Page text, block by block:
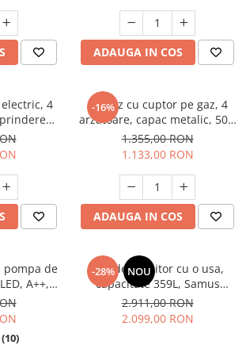
incorporabile
Grey
ADAUGA IN COS
4
lumina
-16%
Aragaz cu cuptor pe gaz, 4
arzatoare, capac metalic, 50 x
60 cm, 2 in 1, GPL+GN, Gri,
LDK
1.355,00 RON
1.133,00 RON
ADAUGA IN COS
pompa de
A++,
A++,
programe
(10)
-28% NOU
Frigider, racitor cu o usa,
capacitate 359L, Samus
SRX474NFE
2.911,00 RON
2.099,00 RON